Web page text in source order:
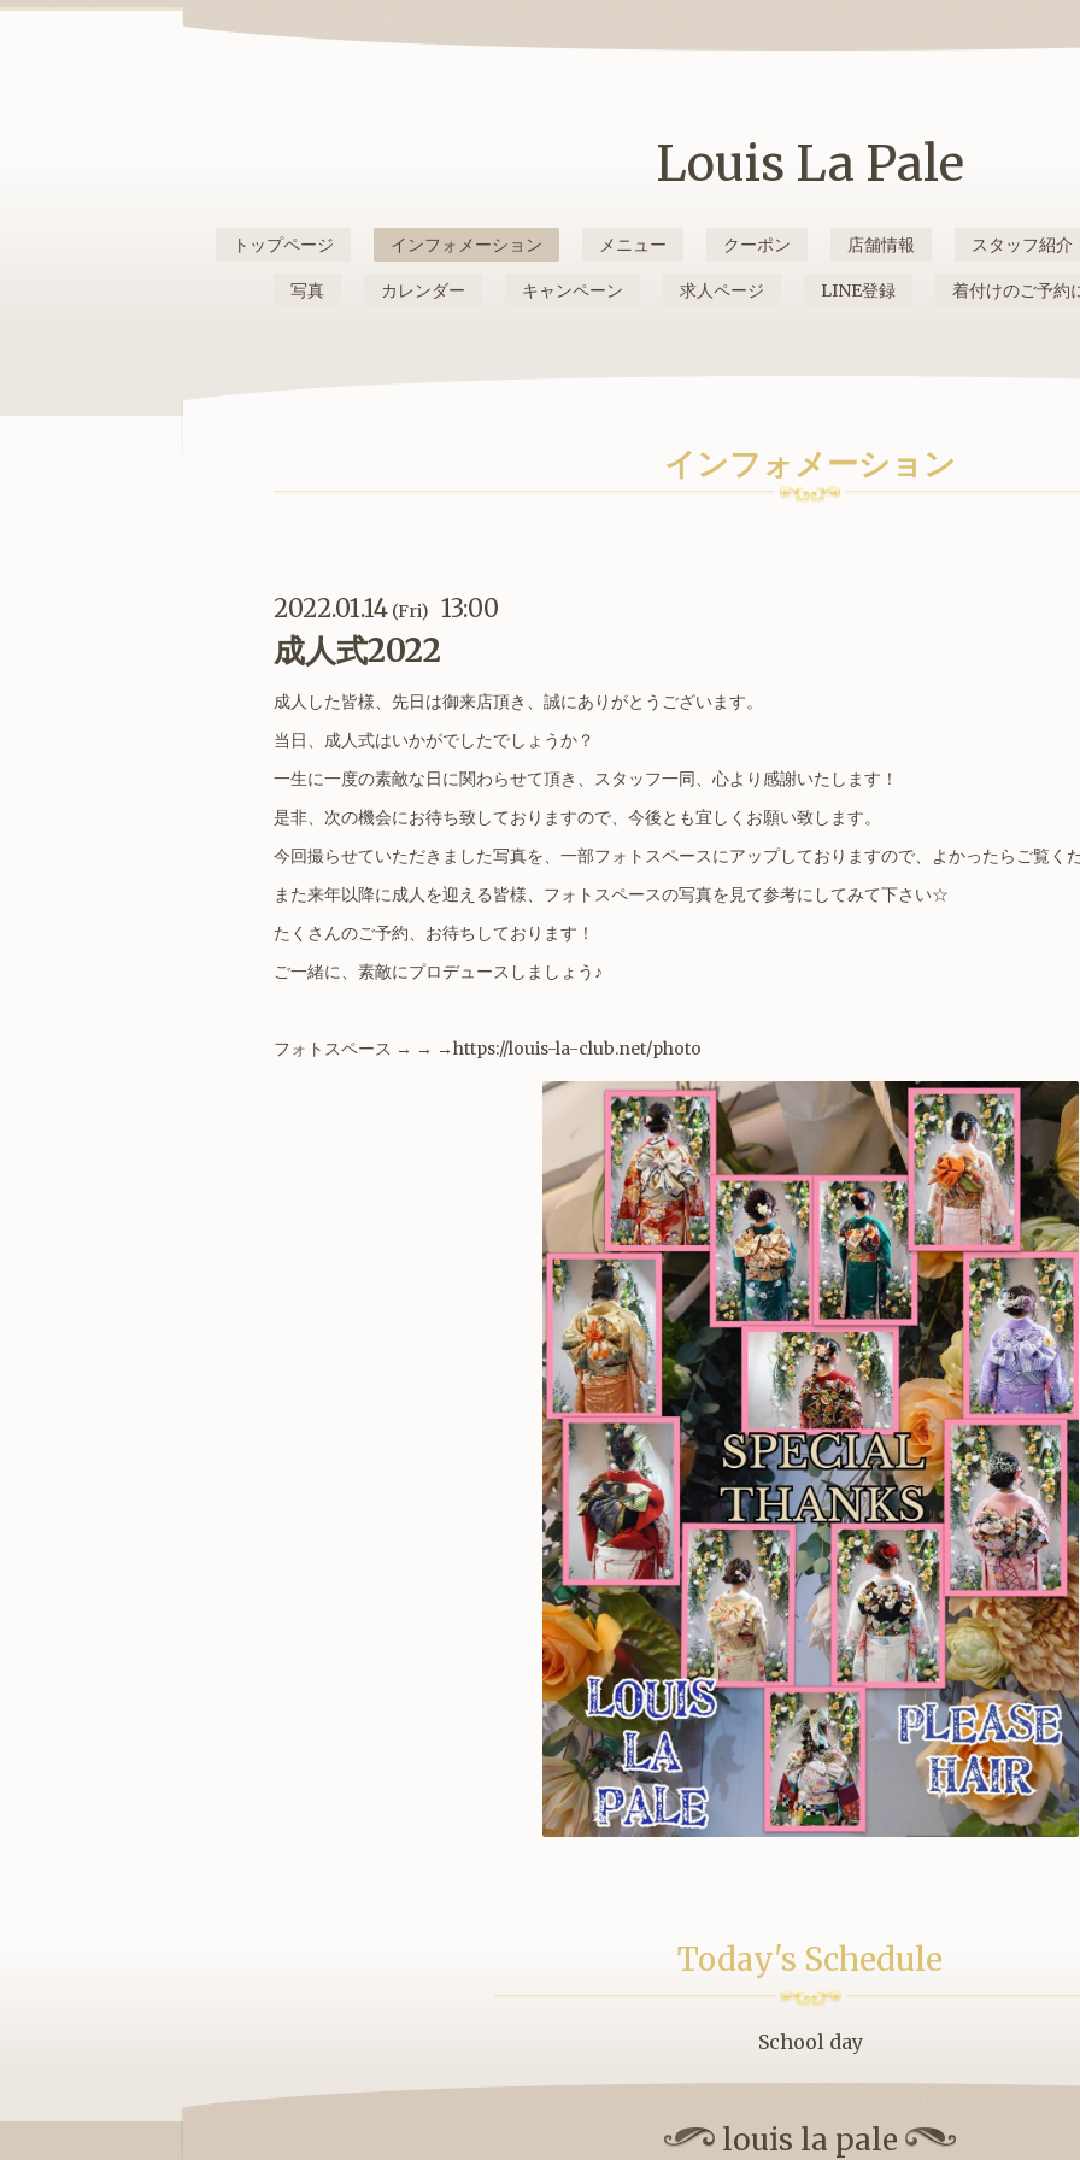
Louis La Pale
トップページ インフォメーション メニュー クーポン 店舗情報 スタッフ紹介
写真 カレンダー キャンペーン 求人ページ LINE登録 着付けのご予約
インフォメーション
2022.01.14 (Fri) 13:00
成人式2022
成人した皆様、先日は御来店頂き、誠にありがとうございます。
当日、成人式はいかがでしたでしょうか？
一生に一度の素敵な日に関わらせて頂き、スタッフ一同、心より感謝いたします！
是非、次の機会にお待ち致しておりますので、今後とも宜しくお願い致します。
今回撮らせていただきました写真を、一部フォトスペースにアップしておりますので、よかったらご覧く
また来年以降に成人を迎える皆様、フォトスペースの写真を見て参考にしてみて下さい☆
たくさんのご予約、お待ちしております！
ご一緒に、素敵にプロデュースしましょう♪
フォトスペース → → →https://louis-la-club.net/photo
Today's Schedule
School day
louis la pale